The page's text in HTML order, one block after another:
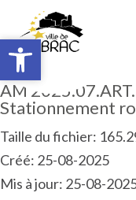
Ouvrir la barre d’outils
AM
Stationnement
Taille du fichier:
Créé: 25-08-2025
Mis à jour: 25-08-
Ouvrir la barre d’outils